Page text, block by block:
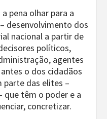
pena olhar para a
desenvolvimento dos
nacional a partir de
políticos,
agentes
o dos cidadãos
parte das elites –
que têm o poder e a
concretizar.